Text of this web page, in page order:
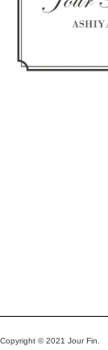
Copyright © 2021 Jour Fin.